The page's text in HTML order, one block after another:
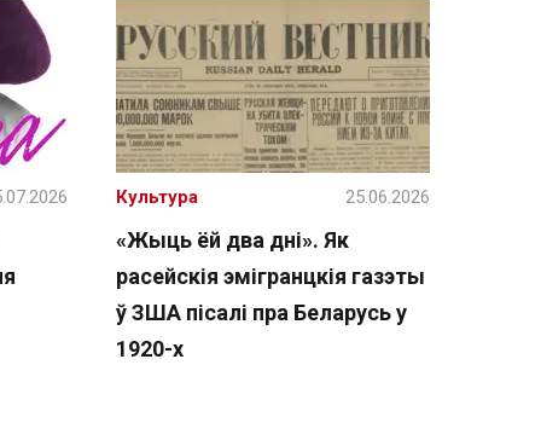
«Жыць ёй два дні». Як
расейскія эмігранцкія газэты
ў ЗША пісалі пра Беларусь у
1920-х
Культура 25.06.2026